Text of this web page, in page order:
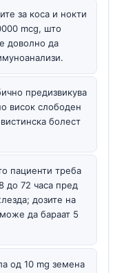
за коса и нокти
mcg, што
доволно да
предизвикува
висок слободен
болест
пациенти треба
до 72 часа пред
дозите на
да бараат 5
од 10 mg земена